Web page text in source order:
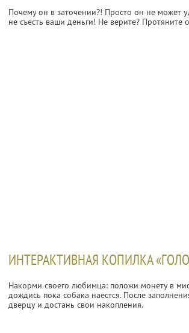
Почему он в заточении?! Просто он не может
не съесть ваши деньги! Не верите? Протяните
ИНТЕРАКТИВНАЯ КОПИЛКА
Накорми своего любимца: положи монету в
дождись пока собака наестся. После
дверцу и достань свои накопления.